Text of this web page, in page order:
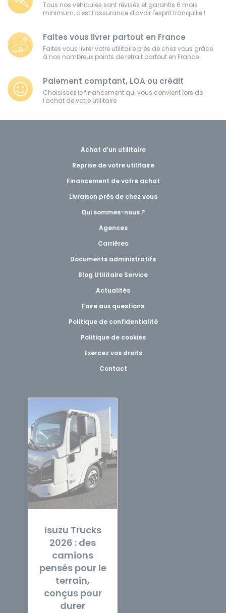
Tous nos véhicules sont révisés et garantis 6 mois
minimum, c'est l'assurance d'avoir l'esprit tranquille !
Faites vous livrer partout en France
Faites vous livrer votre utilitaire près de chez vous grâce
à nos nombreux points de retrait partout en France
Paiement comptant, LOA ou crédit
Choisissez le financement qui vous convient lors de
l'achat de votre utilitaire
Achat d’un utilitaire
Reprise de votre utilitaire
Financement de votre achat
Livraison près de chez vous
Qui sommes-nous ?
Agences
Carrières
Documents administratifs
Blog Utilitaire Service
Actualités
Foire aux questions
Politique de confidentialité
Politique de cookies
Exercez vos droits
Contact
Isuzu Trucks
2026 : des
camions
pensés pour le
terrain,
conçus pour
durer